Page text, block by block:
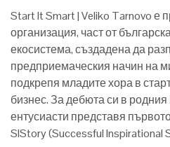
Start It Smart | Veliko Tarnovo е
организация, част от
екосистема, създадена да
предприемаческия начин на
подкрепя младите хора в
бизнес. За дебюта си в
ентусиасти представя
SIStory (Successful Inspirational